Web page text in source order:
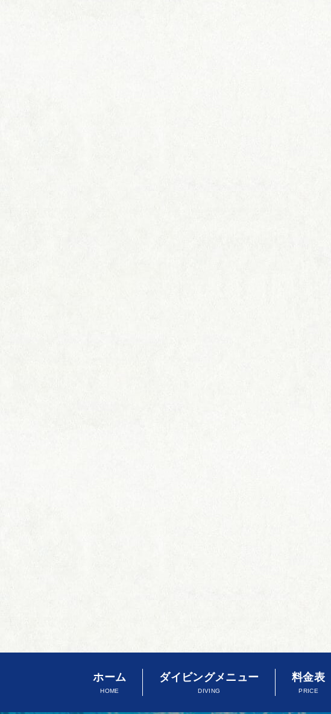
ホーム
HOME
ダイビングメニュー
DIVING
料金表
PRICE